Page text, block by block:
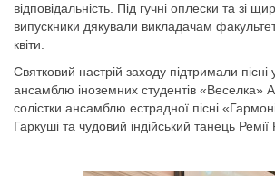
відповідальність. Під гучні оплески та зі
випускники дякували викладачам
квіти.
Святковий настрій заходу підтримали пісні
ансамблю іноземних студентів «Веселка»
солістки ансамблю естрадної пісні
Гаркуші та чудовий індійський танець Ремії